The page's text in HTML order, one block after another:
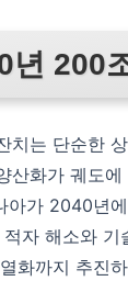
200
치는 단순한
산화가 궤도
아가 2040년
자 해소와
화까지 추진